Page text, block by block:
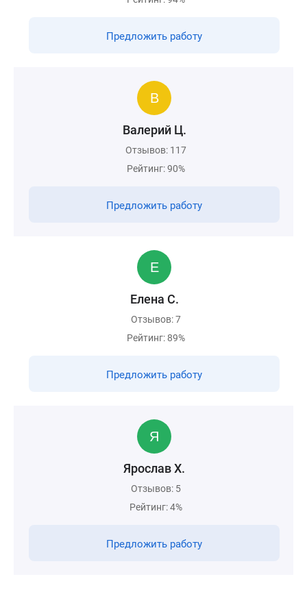
Предложить работу
Валерий Ц.
Отзывов: 117
Рейтинг: 90%
Предложить работу
Елена С.
Отзывов: 7
Рейтинг: 89%
Предложить работу
Ярослав Х.
Отзывов: 5
Рейтинг: 4%
Предложить работу